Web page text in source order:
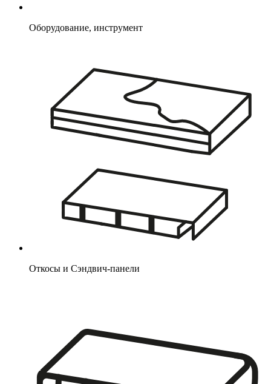
Оборудование, инструмент
Откосы и Сэндвич-панели